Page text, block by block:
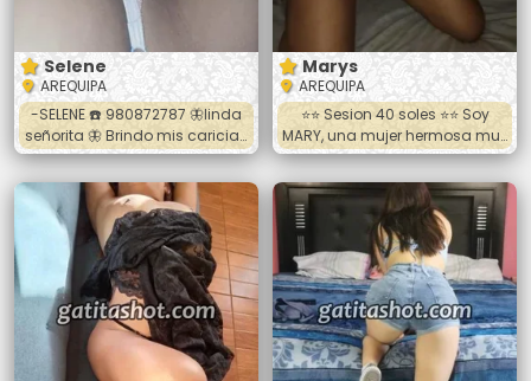
Selene
AREQUIPA
-SELENE ☎️ 980872787 🦋linda
señorita 🦋 Brindo mis caricias
a cambio de ayuda
economica 💸💸💸 🔥Sexo oral👅
💋 🔥Sexo vaginal🍑 🔥Sexo
anal🍆 Soy de piel tersa y
suave con bu3nas tetas y
culito de encanto te dejare
sentirme toda ❤️llamame o
hablame ami wasapp full
discrecion 🍓🍒🧸☎️📞
Marys
AREQUIPA
⭐️⭐️ Sesion 40 soles ⭐️⭐️ Soy
MARY, una mujer hermosa muy
divertida y de buena figura
realizo todas las poses 🥵
completamente desnuda, 🔥
doy trato especial con caricias
y mucha paciencia 🔥 para
que pases un momento
agradable conmigo
escríbeme o llámame 😘 Me
ubicas por Mariscal Castilla
ovalo. 🕑HORARIO DE ATENCION
🕜 De. 10:00 de la mañana 🌞